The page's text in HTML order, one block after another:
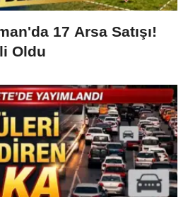
17 Arsa Satışı!
Oldu